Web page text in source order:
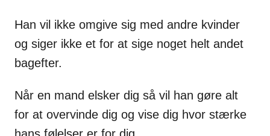
Han vil ikke omgive sig med andre kvinder
og siger ikke et for at sige noget helt andet
bagefter.
Når en mand elsker dig så vil han gøre alt
for at overvinde dig og vise dig hvor stærke